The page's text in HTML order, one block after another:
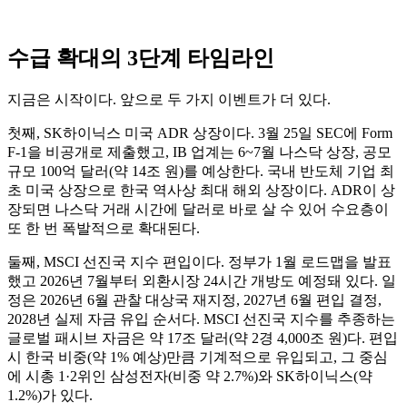
수급 확대의 3단계 타임라인
지금은 시작이다. 앞으로 두 가지 이벤트가 더 있다.
첫째, SK하이닉스 미국 ADR 상장이다. 3월 25일 SEC에 Form
F-1을 비공개로 제출했고, IB 업계는 6~7월 나스닥 상장, 공모
규모 100억 달러(약 14조 원)를 예상한다. 국내 반도체 기업 최
초 미국 상장으로 한국 역사상 최대 해외 상장이다. ADR이 상
장되면 나스닥 거래 시간에 달러로 바로 살 수 있어 수요층이
또 한 번 폭발적으로 확대된다.
둘째, MSCI 선진국 지수 편입이다. 정부가 1월 로드맵을 발표
했고 2026년 7월부터 외환시장 24시간 개방도 예정돼 있다. 일
정은 2026년 6월 관찰 대상국 재지정, 2027년 6월 편입 결정,
2028년 실제 자금 유입 순서다. MSCI 선진국 지수를 추종하는
글로벌 패시브 자금은 약 17조 달러(약 2경 4,000조 원)다. 편입
시 한국 비중(약 1% 예상)만큼 기계적으로 유입되고, 그 중심
에 시총 1·2위인 삼성전자(비중 약 2.7%)와 SK하이닉스(약
1.2%)가 있다.